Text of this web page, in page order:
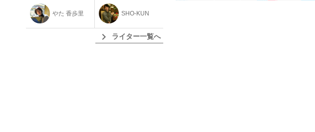
やた 香歩里 SHO-KUN
chevron_right ライター一覧へ